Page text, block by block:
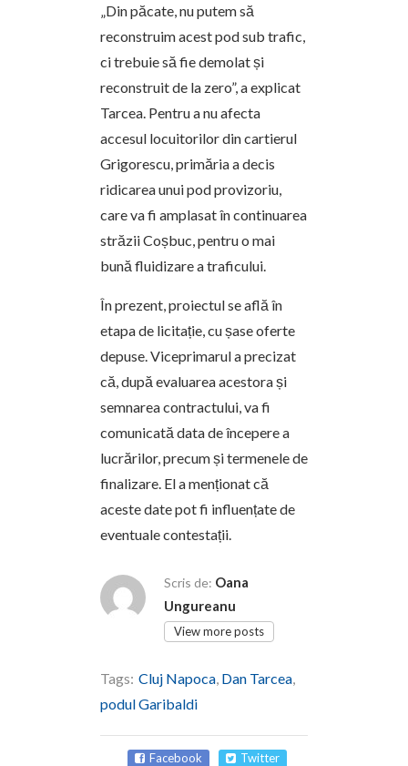
„Din păcate, nu putem să
reconstruim acest pod sub trafic,
ci trebuie să fie demolat și
reconstruit de la zero”, a explicat
Tarcea. Pentru a nu afecta
accesul locuitorilor din cartierul
Grigorescu, primăria a decis
ridicarea unui pod provizoriu,
care va fi amplasat în continuarea
străzii Coșbuc, pentru o mai
bună fluidizare a traficului.
În prezent, proiectul se află în
etapa de licitație, cu șase oferte
depuse. Viceprimarul a precizat
că, după evaluarea acestora și
semnarea contractului, va fi
comunicată data de începere a
lucrărilor, precum și termenele de
finalizare. El a menționat că
aceste date pot fi influențate de
eventuale contestații.
Scris de: Oana
Ungureanu
View more posts
Tags: Cluj Napoca, Dan Tarcea,
podul Garibaldi
Facebook Twitter